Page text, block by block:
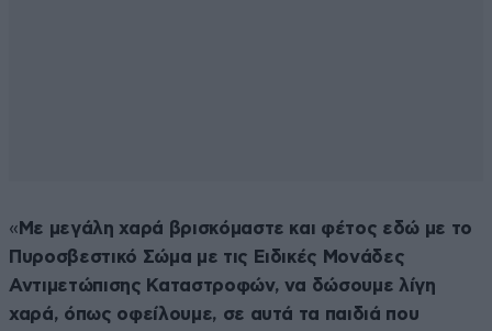
« Με μεγάλη χαρά βρισκόμαστε και φέτος εδώ με το
Πυροσβεστικό Σώμα με τις Ειδικές Μονάδες
Αντιμετώπισης Καταστροφών, να δώσουμε λίγη
χαρά, όπως οφείλουμε, σε αυτά τα παιδιά που